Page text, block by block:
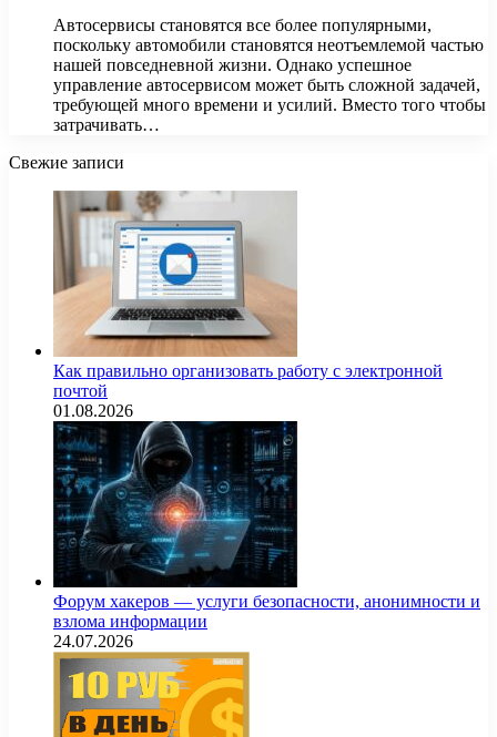
Автосервисы становятся все более популярными,
поскольку автомобили становятся неотъемлемой частью
нашей повседневной жизни. Однако успешное
управление автосервисом может быть сложной задачей,
требующей много времени и усилий. Вместо того чтобы
затрачивать…
Свежие записи
Как правильно организовать работу с электронной
почтой
01.08.2026
Форум хакеров — услуги безопасности, анонимности и
взлома информации
24.07.2026